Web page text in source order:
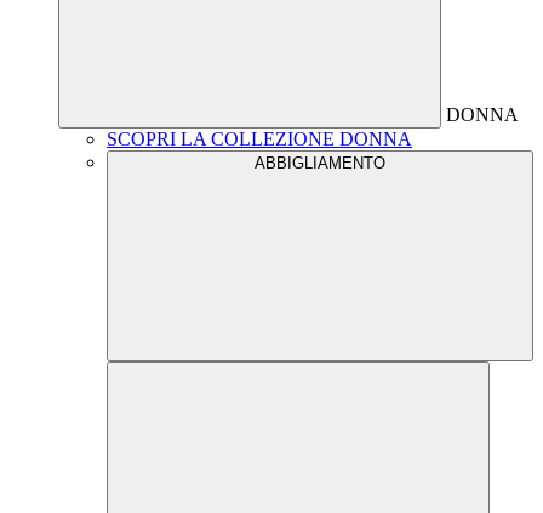
DONNA
SCOPRI LA COLLEZIONE DONNA
ABBIGLIAMENTO